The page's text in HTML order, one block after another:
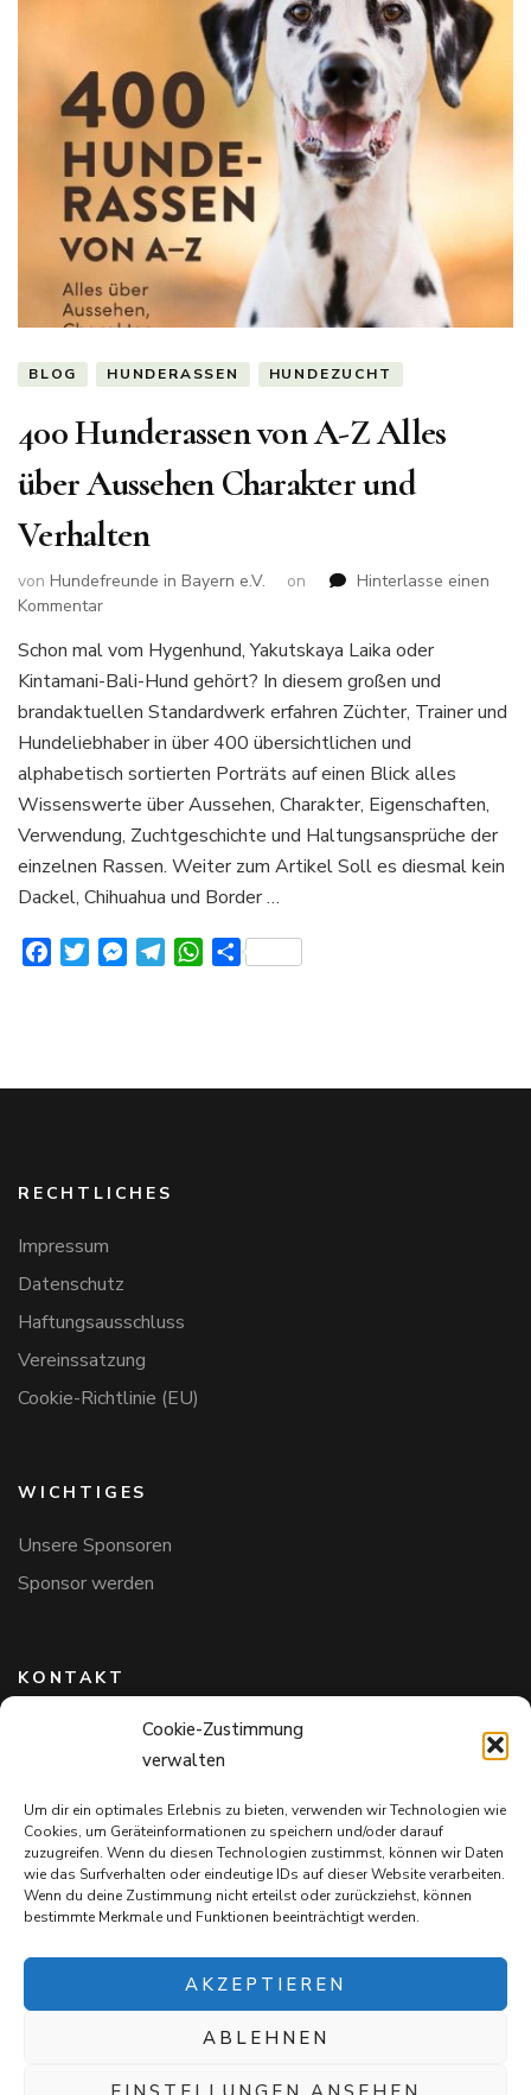
Cookie-Zustimmung
verwalten
Um dir ein optimales Erlebnis zu bieten, verwenden wir Technologien wie
Cookies, um Geräteinformationen zu speichern und/oder darauf
zuzugreifen. Wenn du diesen Technologien zustimmst, können wir Daten
wie das Surfverhalten oder eindeutige IDs auf dieser Website verarbeiten.
Wenn du deine Zustimmung nicht erteilst oder zurückziehst, können
bestimmte Merkmale und Funktionen beeinträchtigt werden.
AKZEPTIEREN
ABLEHNEN
BLOG HUNDERASSEN HUNDEZUCHT
400 Hunderassen von A-Z Alles
über Aussehen Charakter und
Verhalten
von Hundefreunde in Bayern e.V. on
Hinterlasse einen
Kommentarzu
Hunderassen
von
A-
Alles
über
Aussehen
Charakter
und
Verhalten
Schon mal vom Hygenhund, Yakutskaya Laika oder
Kintamani-Bali-Hund gehört? In diesem großen und
brandaktuellen Standardwerk erfahren Züchter, Trainer und
Hundeliebhaber in über 400 übersichtlichen und
alphabetisch sortierten Porträts auf einen Blick alles
Wissenswerte über Aussehen, Charakter, Eigenschaften,
Verwendung, Zuchtgeschichte und Haltungsansprüche der
einzelnen Rassen. Weiter zum Artikel Soll es diesmal kein
Dackel, Chihuahua und Border …
FacebookTwitterMessenger
TelegramWhatsApp
Teilen
RECHTLICHES
Impressum
Datenschutz
Haftungsausschluss
Vereinssatzung
Cookie-Richtlinie (EU)
WICHTIGES
Unsere Sponsoren
Sponsor werden
KONTAKT
Hundefreunde in Bayern e.V.
Markus Willi Ebert
97711 Maßbach
+49 172 85 64 937
Hundefreundeinbayern@web.de
Hundefreunde in Bayern e.V. – und verwöhnt eure Fellnasen!